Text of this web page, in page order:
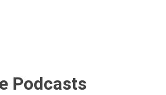
Podcasts